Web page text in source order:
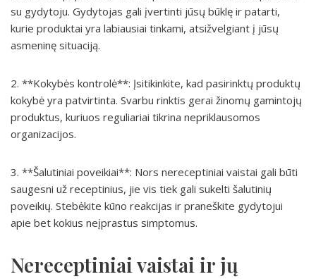
su gydytoju. Gydytojas gali įvertinti jūsų būklę ir patarti,
kurie produktai yra labiausiai tinkami, atsižvelgiant į jūsų
asmeninę situaciją.
2. **Kokybės kontrolė**: Įsitikinkite, kad pasirinktų produktų
kokybė yra patvirtinta. Svarbu rinktis gerai žinomų gamintojų
produktus, kuriuos reguliariai tikrina nepriklausomos
organizacijos.
3. **Šalutiniai poveikiai**: Nors nereceptiniai vaistai gali būti
saugesni už receptinius, jie vis tiek gali sukelti šalutinių
poveikių. Stebėkite kūno reakcijas ir praneškite gydytojui
apie bet kokius neįprastus simptomus.
Nereceptiniai vaistai ir jų